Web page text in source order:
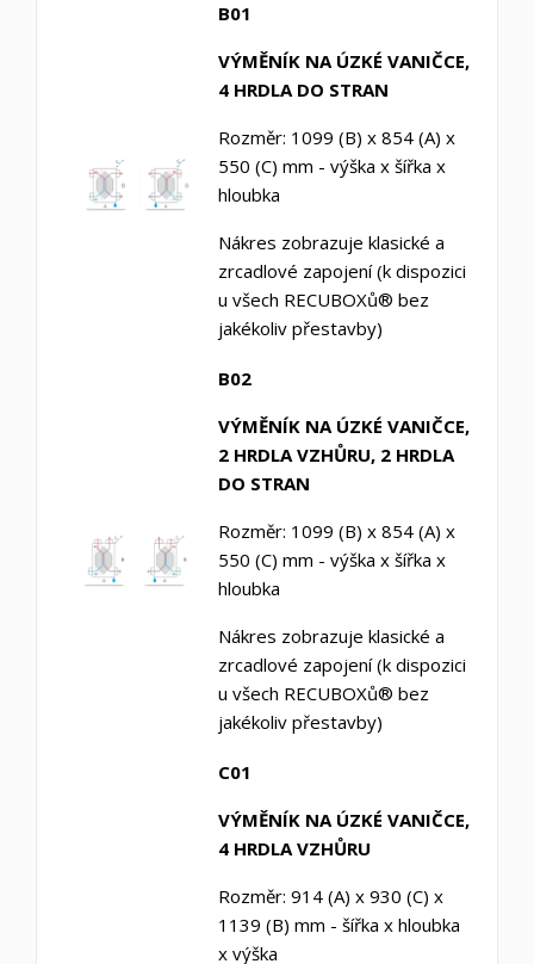
B01
VÝMĚNÍK NA ÚZKÉ VANIČCE,
4 HRDLA DO STRAN
Rozměr: 1099 (B) x 854 (A) x
550 (C) mm - výška x šířka x
hloubka
Nákres zobrazuje klasické a
zrcadlové zapojení (k dispozici
u všech RECUBOXů® bez
jakékoliv přestavby)
B02
VÝMĚNÍK NA ÚZKÉ VANIČCE,
2 HRDLA VZHŮRU, 2 HRDLA
DO STRAN
Rozměr: 1099 (B) x 854 (A) x
550 (C) mm - výška x šířka x
hloubka
Nákres zobrazuje klasické a
zrcadlové zapojení (k dispozici
u všech RECUBOXů® bez
jakékoliv přestavby)
C01
VÝMĚNÍK NA ÚZKÉ VANIČCE,
4 HRDLA VZHŮRU
Rozměr: 914 (A) x 930 (C) x
1139 (B) mm - šířka x hloubka
x výška